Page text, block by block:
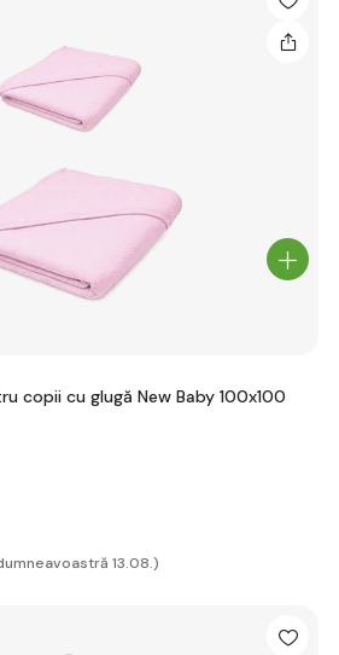
copii cu glugă New Baby 100x100
13.08.)